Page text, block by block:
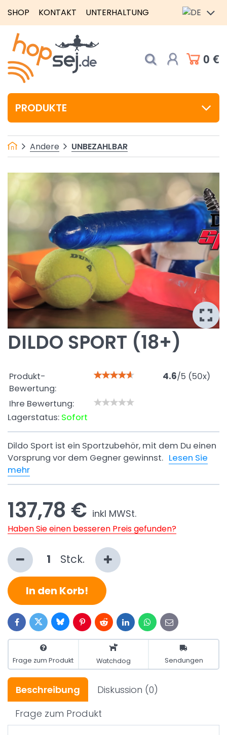
SHOP KONTAKT UNTERHALTUNG
0 €
PRODUKTE
Andere UNBEZAHLBAR
DILDO SPORT (18+)
Produkt-
Bewertung:
4.6/5 (50x)
Ihre Bewertung:
Lagerstatus: Sofort
Dildo Sport ist ein Sportzubehör, mit dem Du einen
Vorsprung vor dem Gegner gewinnst. Lesen Sie
mehr
137,78 € inkl MWSt.
Haben Sie einen besseren Preis gefunden?
Stck.
In den Korb!
FacebookTwitterBlueskyPinterestRedditLinkedInWhatsApp
E-
mail
Frage zum Produkt Watchdog Sendungen
Beschreibung Diskussion (0)
Frage zum Produkt